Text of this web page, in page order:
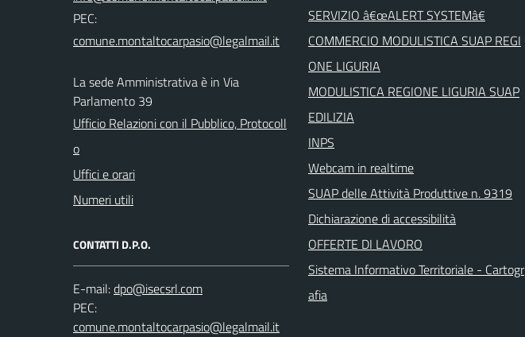
PEC:
La sede Amministrativa è in Via
Parlamento 39
Ufficio Relazioni con il Pubblico, Protocoll
o
Uffici e orari
Numeri utili
CONTATTI D.P.O.
E-mail:
PEC:
SERVIZIO â€œALERT SYSTEMâ€
COMMERCIO MODULISTICA SUAP REGI
ONE LIGURIA
MODULISTICA REGIONE LIGURIA SUAP
EDILIZIA
INPS
Webcam in realtime
SUAP delle Attività Produttive n. 9319
Dichiarazione di accessibilità
OFFERTE DI LAVORO
Sistema Informativo Territoriale - Cartogr
afia